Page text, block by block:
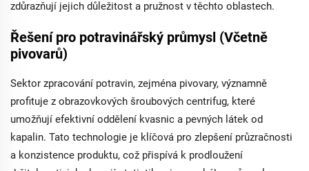
zdůrazňují jejich důležitost a pružnost v těchto oblastech.
Řešení pro potravinářský průmysl (Včetně
pivovarů)
Sektor zpracování potravin, zejména pivovary, významně
profituje z obrazovkových šroubových centrifug, které
umožňují efektivní oddělení kvasnic a pevných látek od
kapalin. Tato technologie je klíčová pro zlepšení průzračnosti
a konzistence produktu, což přispívá k prodloužení